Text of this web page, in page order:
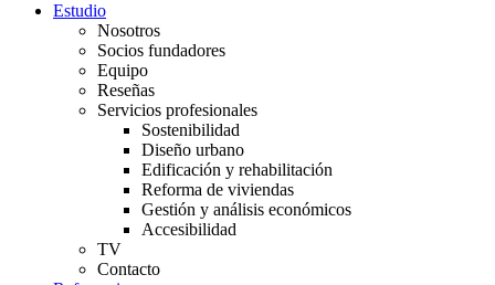
Estudio
Nosotros
Socios fundadores
Equipo
Reseñas
Servicios profesionales
Sostenibilidad
Diseño urbano
Edificación y rehabilitación
Reforma de viviendas
Gestión y análisis económicos
Accesibilidad
TV
Contacto